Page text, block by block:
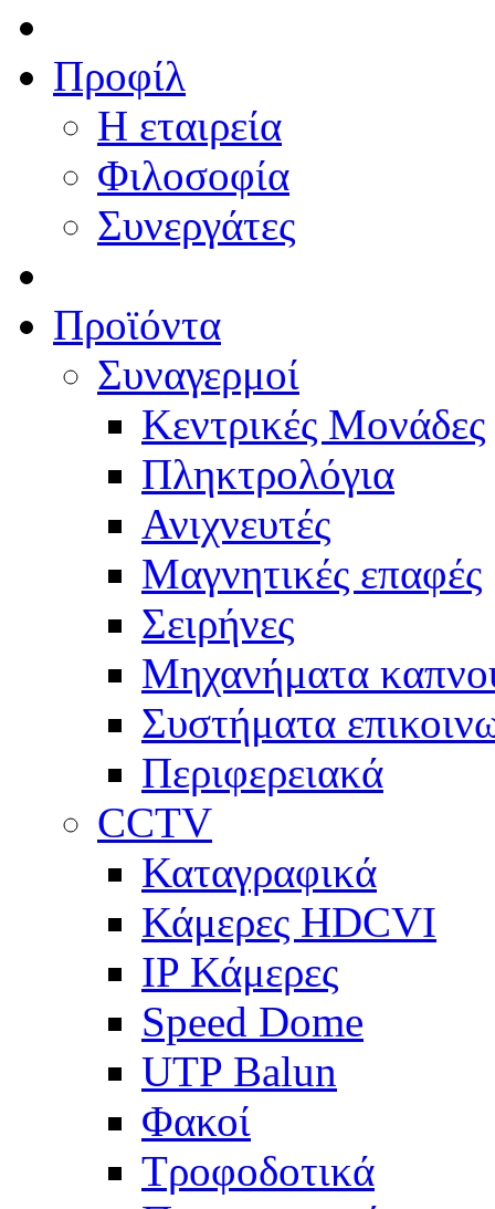
Προφίλ
Η εταιρεία
Φιλοσοφία
Συνεργάτες
Προϊόντα
Συναγερμοί
Κεντρικές Μονάδες
Πληκτρολόγια
Ανιχνευτές
Μαγνητικές επαφές
Σειρήνες
Μηχανήματα
Συστήματα
Περιφερειακά
CCTV
Καταγραφικά
Κάμερες HDCVI
IP Κάμερες
Speed Dome
UTP Balun
Φακοί
Τροφοδοτικά